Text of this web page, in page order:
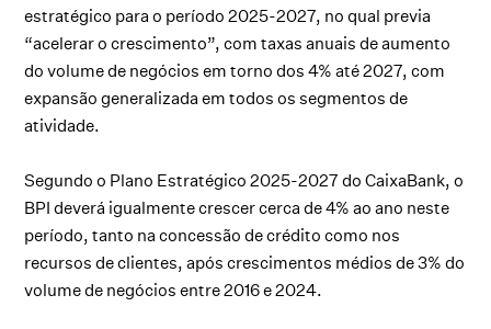
estratégico para o período 2025-2027, no qual previa
“acelerar o crescimento”, com taxas anuais de aumento
do volume de negócios em torno dos 4% até 2027, com
expansão generalizada em todos os segmentos de
atividade.
Segundo o Plano Estratégico 2025-2027 do CaixaBank, o
BPI deverá igualmente crescer cerca de 4% ao ano neste
período, tanto na concessão de crédito como nos
recursos de clientes, após crescimentos médios de 3% do
volume de negócios entre 2016 e 2024.